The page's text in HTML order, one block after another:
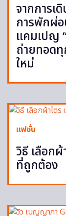
จากการเ
การพักผ่
แคมเปญ
ถ่ายทอด
ใหม่
แฟชั่น
วิธี เลือกผ้
ที่ถูกต้อง